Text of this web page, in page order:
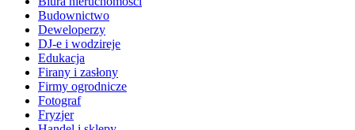
Budownictwo
Deweloperzy
DJ-e i wodzireje
Edukacja
Firany i zasłony
Firmy ogrodnicze
Fotograf
Fryzjer